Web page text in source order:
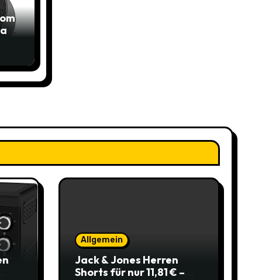
Allgemein
Jack & Jones Herren
Shorts für nur 11,81 € –